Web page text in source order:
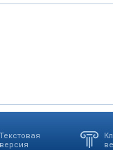
Текстовая
версия